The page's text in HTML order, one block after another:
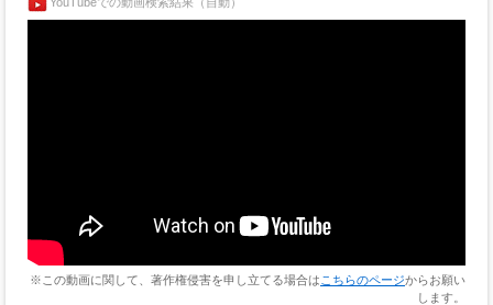
※この動画に関して、著作権侵害を申し立てる場合は こちらのページからお願い
します。